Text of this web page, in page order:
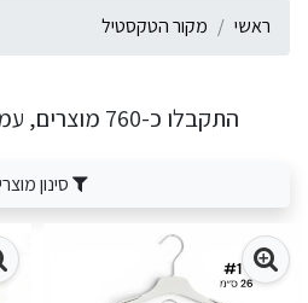
ראשי מקור הטקסטיל
התקבלו כ-760 מוצרים, עמוד 1 מ-43 עמודים
סינון